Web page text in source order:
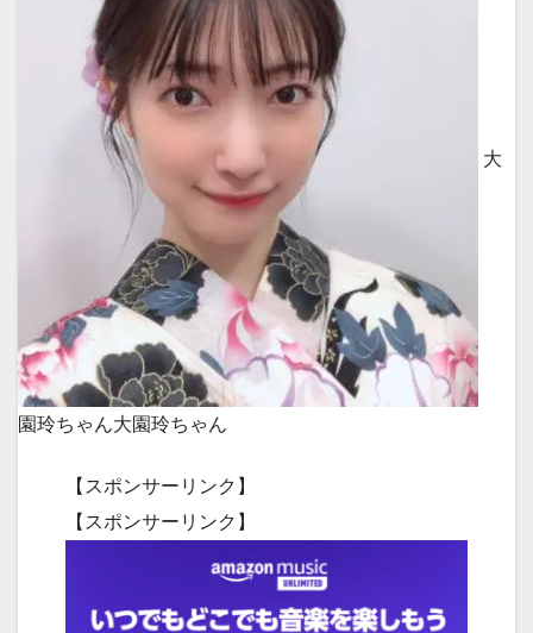
大
園玲ちゃん大園玲ちゃん
【スポンサーリンク】
【スポンサーリンク】